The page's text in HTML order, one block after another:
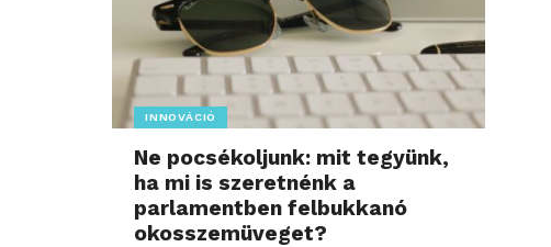
INNOVÁCIÓ
Ne pocsékoljunk: mit tegyünk,
ha mi is szeretnénk a
parlamentben felbukkanó
okosszemüveget?